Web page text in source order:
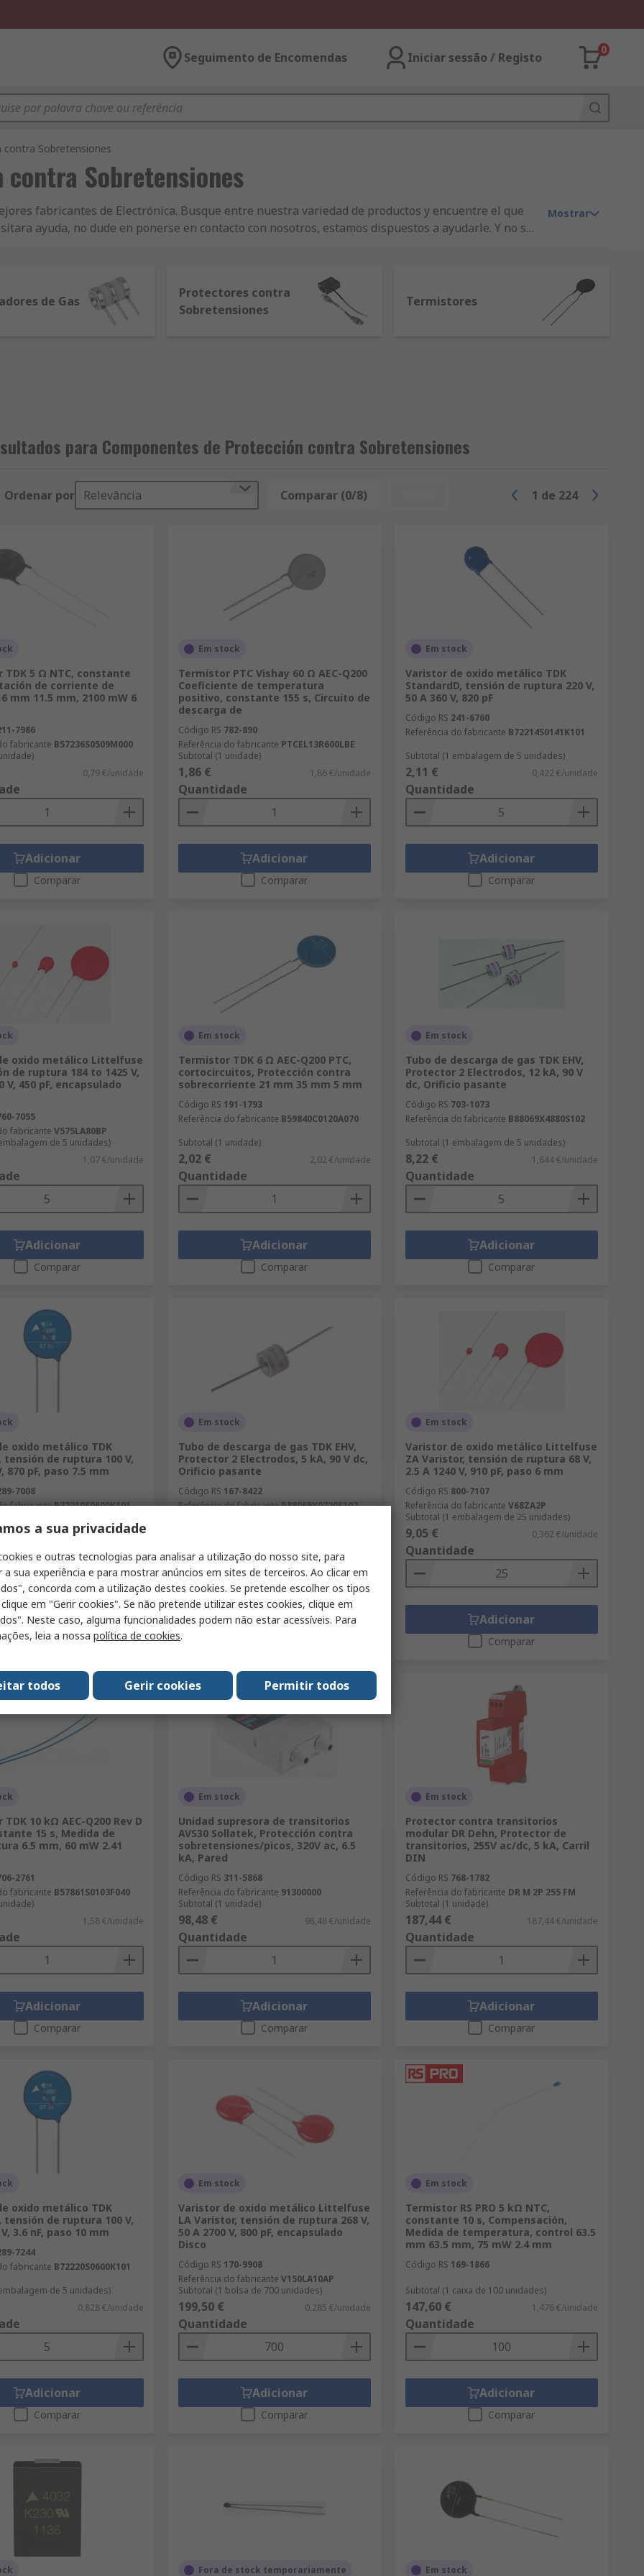
Seguimento de Encomendas Iniciar sessão / Registo
0
Sobretensiones
Sobretensiones
fabricantes de Electrónica. Busque entre nuestra variedad de productos y encuentre el que
ayuda, no dude en ponerse en contacto con nosotros, estamos dispuestos a ayudarle. Y no se
Mostrar
de Gas
Protectores contra
Sobretensiones
Termistores
para Componentes de Protección contra Sobretensiones
Ordenar por Relevância Comparar (0/8) 1 de 224
TDK 5 Ω NTC, constante
de corriente de
mm 11.5 mm, 2100 mW 6
7986
fabricante B57236S0509M000
0,79 €/unidade
Adicionar
Comparar
Em stock
Termistor PTC Vishay 60 Ω AEC-Q200
Coeficiente de temperatura
positivo, constante 155 s, Circuito de
descarga de
Código RS 782-890
Referência do fabricante PTCEL13R600LBE
Subtotal (1 unidade)
1,86 € 1,86 €/unidade
Quantidade
Adicionar
Comparar
Em stock
Varistor de oxido metálico TDK
StandardD, tensión de ruptura 220 V,
50 A 360 V, 820 pF
Código RS 241-6760
Referência do fabricante B72214S0141K101
Subtotal (1 embalagem de 5 unidades)
2,11 € 0,422 €/unidade
Quantidade
Adicionar
Comparar
oxido metálico Littelfuse
de ruptura 184 to 1425 V,
V, 450 pF, encapsulado
7055
fabricante V575LA80BP
de 5 unidades)
1,07 €/unidade
Adicionar
Comparar
Em stock
Termistor TDK 6 Ω AEC-Q200 PTC,
cortocircuitos, Protección contra
sobrecorriente 21 mm 35 mm 5 mm
Código RS 191-1793
Referência do fabricante B59840C0120A070
Subtotal (1 unidade)
2,02 € 2,02 €/unidade
Quantidade
Adicionar
Comparar
Em stock
Tubo de descarga de gas TDK EHV,
Protector 2 Electrodos, 12 kA, 90 V
dc, Orificio pasante
Código RS 703-1073
Referência do fabricante B88069X4880S102
Subtotal (1 embalagem de 5 unidades)
8,22 € 1,644 €/unidade
Quantidade
Adicionar
Comparar
oxido metálico TDK
tensión de ruptura 100 V,
870 pF, paso 7.5 mm
7008
fabricanteB72210S0600K101
0,326 €/unidade
Adicionar
Comparar
Em stock
Tubo de descarga de gas TDK EHV,
Protector 2 Electrodos, 5 kA, 90 V dc,
Orificio pasante
Código RS 167-8422
Referência do fabricanteB88069X0720S102
Quantidade
Adicionar
Em stock
Varistor de oxido metálico Littelfuse
ZA Varistor, tensión de ruptura 68 V,
2.5 A 1240 V, 910 pF, paso 6 mm
Código RS 800-7107
Referência do fabricante V68ZA2P
Subtotal (1 embalagem de 25 unidades)
9,05 € 0,362 €/unidade
Quantidade
Adicionar
Comparar
10 kΩ AEC-Q200 Rev D
15 s, Medida de
6.5 mm, 60 mW 2.41
2761
fabricante B57861S0103F040
1,58 €/unidade
Adicionar
Comparar
Em stock
Unidad supresora de transitorios
AVS30 Sollatek, Protección contra
sobretensiones/picos, 320V ac, 6.5
kA, Pared
Código RS 311-5868
Referência do fabricante 91300000
Subtotal (1 unidade)
98,48 € 98,48 €/unidade
Quantidade
Adicionar
Comparar
Em stock
Protector contra transitorios
modular DR Dehn, Protector de
transitorios, 255V ac/dc, 5 kA, Carril
DIN
Código RS 768-1782
Referência do fabricante DR M 2P 255 FM
Subtotal (1 unidade)
187,44 € 187,44 €/unidade
Quantidade
Adicionar
Comparar
oxido metálico TDK
tensión de ruptura 100 V,
3.6 nF, paso 10 mm
7244
fabricante B72220S0600K101
de 5 unidades)
0,828 €/unidade
Adicionar
Comparar
Em stock
Varistor de oxido metálico Littelfuse
LA Varistor, tensión de ruptura 268 V,
50 A 2700 V, 800 pF, encapsulado
Disco
Código RS 170-9908
Referência do fabricante V150LA10AP
Subtotal (1 bolsa de 700 unidades)
199,50 € 0,285 €/unidade
Quantidade
Adicionar
Comparar
Em stock
Termistor RS PRO 5 kΩ NTC,
constante 10 s, Compensación,
Medida de temperatura, control 63.5
mm 63.5 mm, 75 mW 2.4 mm
Código RS 169-1866
Subtotal (1 caixa de 100 unidades)
147,60 € 1,476 €/unidade
Quantidade
Adicionar
Comparar
Fora de stock temporariamente Em stock
a sua privacidade
e outras tecnologias para analisar a utilização do nosso site, para
a sua experiência e para mostrar anúncios em sites de terceiros. Ao clicar em
concorda com a utilização destes cookies. Se pretende escolher os tipos
em "Gerir cookies". Se não pretende utilizar estes cookies, clique em
Neste caso, alguma funcionalidades podem não estar acessíveis. Para
leia a nossa política de cookies.
Permitir todos
Gerir cookies
todos